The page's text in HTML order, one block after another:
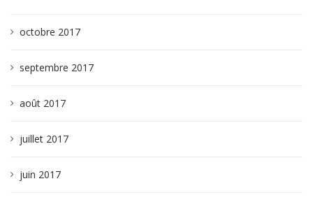
octobre 2017
septembre 2017
août 2017
juillet 2017
juin 2017